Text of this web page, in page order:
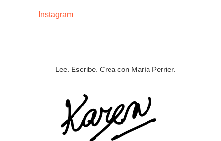
Instagram
Lee. Escribe. Crea con María Perrier.